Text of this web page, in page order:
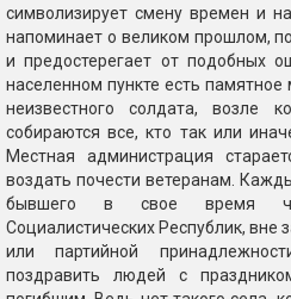
символизирует смену времен и
напоминает о великом прошлом,
и предостерегает от подобных
населенном пункте есть
неизвестного солдата, возле
собираются все, кто так или
Местная администрация
воздать почести ветеранам.
бывшего в свое время
Социалистических Республик, вне
или партийной
поздравить людей с